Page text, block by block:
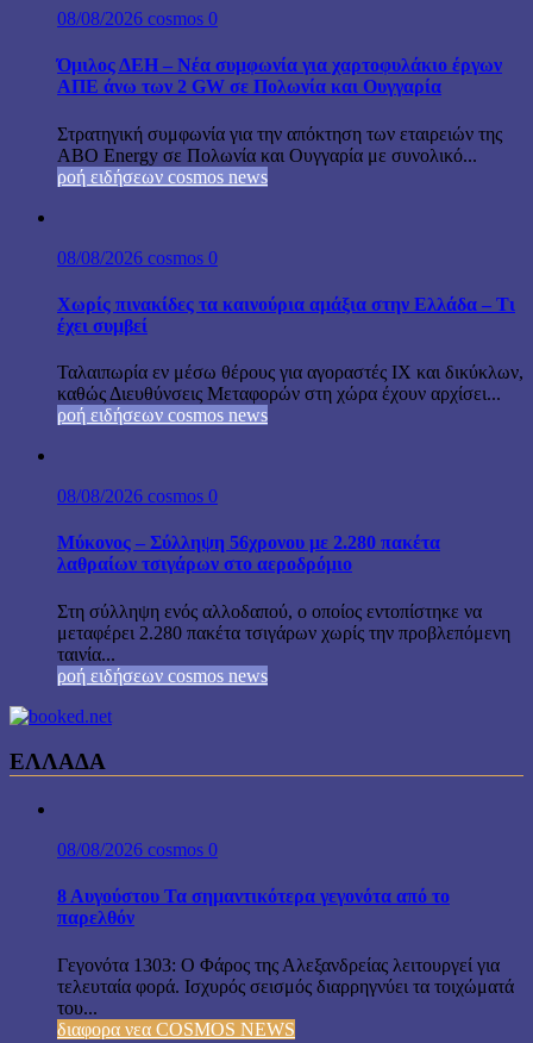
08/08/2026 cosmos 0
Όμιλος ΔΕΗ – Νέα συμφωνία για χαρτοφυλάκιο έργων
ΑΠΕ άνω των 2 GW σε Πολωνία και Ουγγαρία
Στρατηγική συμφωνία για την απόκτηση των εταιρειών της
ABO Energy σε Πολωνία και Ουγγαρία με συνολικό...
ροή ειδήσεων cosmos news
08/08/2026 cosmos 0
Χωρίς πινακίδες τα καινούρια αμάξια στην Ελλάδα – Τι
έχει συμβεί
Ταλαιπωρία εν μέσω θέρους για αγοραστές ΙΧ και δικύκλων,
καθώς Διευθύνσεις Μεταφορών στη χώρα έχουν αρχίσει...
ροή ειδήσεων cosmos news
08/08/2026 cosmos 0
Μύκονος – Σύλληψη 56χρονου με 2.280 πακέτα
λαθραίων τσιγάρων στο αεροδρόμιο
Στη σύλληψη ενός αλλοδαπού, ο οποίος εντοπίστηκε να
μεταφέρει 2.280 πακέτα τσιγάρων χωρίς την προβλεπόμενη
ταινία...
ροή ειδήσεων cosmos news
ΕΛΛΑΔΑ
08/08/2026 cosmos 0
8 Αυγούστου Τα σημαντικότερα γεγονότα από το
παρελθόν
Γεγονότα 1303: Ο Φάρος της Αλεξανδρείας λειτουργεί για
τελευταία φορά. Ισχυρός σεισμός διαρρηγνύει τα τοιχώματά
του...
διαφορα νεα COSMOS NEWS